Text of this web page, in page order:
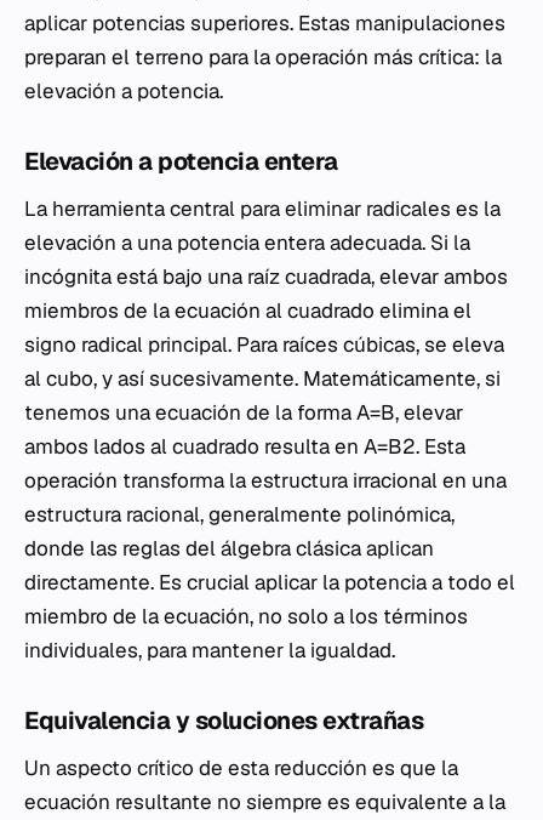
aplicar potencias superiores. Estas manipulaciones
preparan el terreno para la operación más crítica: la
elevación a potencia.
Elevación a potencia entera
La herramienta central para eliminar radicales es la
elevación a una potencia entera adecuada. Si la
incógnita está bajo una raíz cuadrada, elevar ambos
miembros de la ecuación al cuadrado elimina el
signo radical principal. Para raíces cúbicas, se eleva
al cubo, y así sucesivamente. Matemáticamente, si
tenemos una ecuación de la forma A​=B, elevar
ambos lados al cuadrado resulta en A=B2. Esta
operación transforma la estructura irracional en una
estructura racional, generalmente polinómica,
donde las reglas del álgebra clásica aplican
directamente. Es crucial aplicar la potencia a todo el
miembro de la ecuación, no solo a los términos
individuales, para mantener la igualdad.
Equivalencia y soluciones extrañas
Un aspecto crítico de esta reducción es que la
ecuación resultante no siempre es equivalente a la